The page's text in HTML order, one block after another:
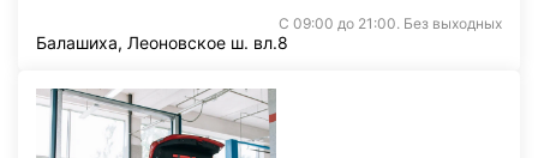
С 09:00 до 21:00. Без выходных
Балашиха, Леоновское ш. вл.8